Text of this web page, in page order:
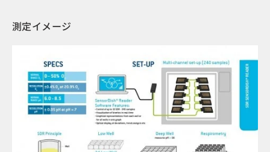
測定イメージ